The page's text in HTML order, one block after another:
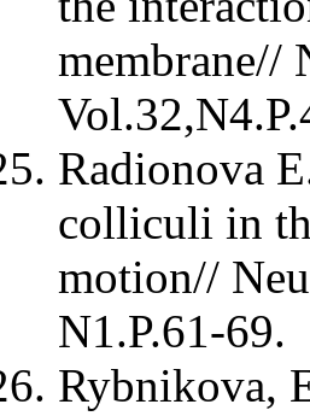
membrane//
Radionova
colliculi in
motion//
N1.P.61-69.
Rybnikova,